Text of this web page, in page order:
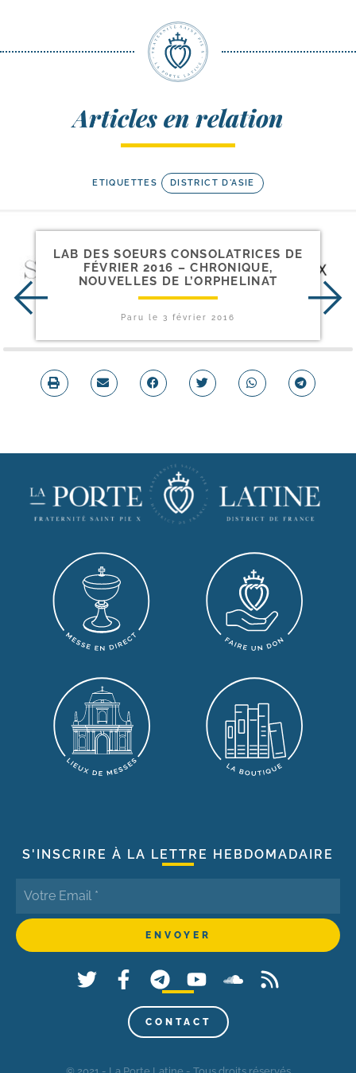
Articles en relation
ETIQUETTES DISTRICT D'ASIE
LAB DES SOEURS CONSOLATRICES DE
FÉVRIER 2016 – CHRONIQUE,
NOUVELLES DE L’ORPHELINAT
Paru le 3 février 2016
S'INSCRIRE À LA LETTRE HEBDOMADAIRE
CONTACT